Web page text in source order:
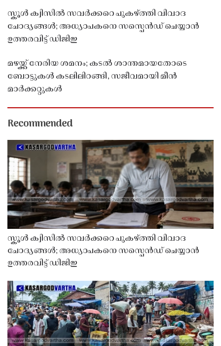
സ്കൂൾ ക്വിസിൽ സവർക്കറെ പുകഴ്ത്തി വിവാദ
ചോദ്യങ്ങൾ; അധ്യാപകനെ സസ്പെൻഡ് ചെയ്യാൻ
ഉത്തരവിട്ട് ഡിജിഇ
മഴയ്ക്ക് നേരിയ ശമനം; കടൽ ശാന്തമായതോടെ
ബോട്ടുകൾ കടലിലിറങ്ങി, സജീവമായി മീൻ
മാർക്കറ്റുകൾ
Recommended
സ്കൂൾ ക്വിസിൽ സവർക്കറെ പുകഴ്ത്തി വിവാദ
ചോദ്യങ്ങൾ; അധ്യാപകനെ സസ്പെൻഡ് ചെയ്യാൻ
ഉത്തരവിട്ട് ഡിജിഇ